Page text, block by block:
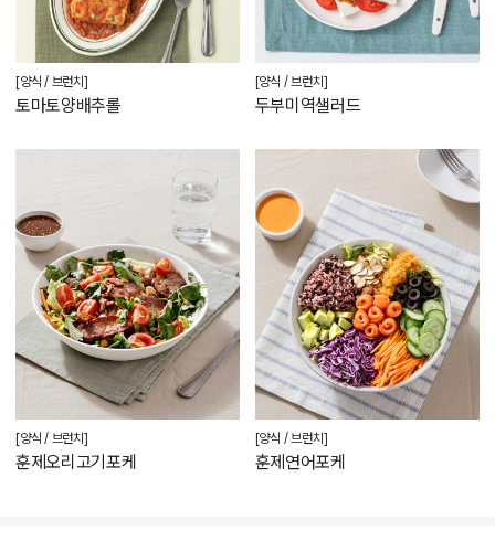
[양식 / 브런치]
토마토양배추롤
[양식 / 브런치]
두부미역샐러드
[양식 / 브런치]
훈제오리고기포케
[양식 / 브런치]
훈제연어포케